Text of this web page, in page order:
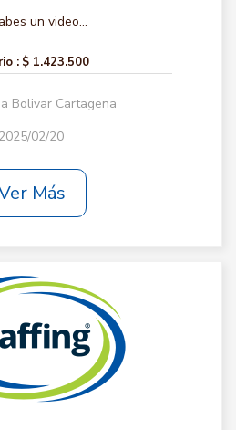
un video...
: $ 1.423.500
Bolivar Cartagena
2025/02/20
Más